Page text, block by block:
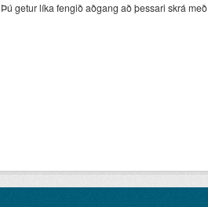
Þú getur líka fengið aðgang að þessari skrá með